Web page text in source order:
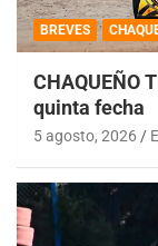
BREVES
CHAQUEÑO
quinta fecha
5 agosto, 2026